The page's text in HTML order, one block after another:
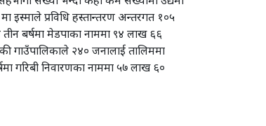
इस्माले प्रविधि हस्तान्तरण अन्तरगत १०५
बर्षमा मेडपाका नाममा ९४ लाख ६६
गाउँपालिकाले २४० जनालाई तालिममा
गरिबी निवारणका नाममा ५७ लाख ६०